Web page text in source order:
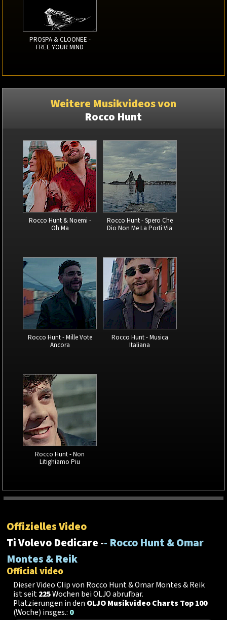
PROSPA & CLOONEE -
FREE YOUR MIND
Weitere Musikvideos von
Rocco Hunt
Rocco Hunt & Noemi -
Oh Ma
Rocco Hunt - Spero Che
Dio Non Me La Porti Via
Rocco Hunt - Mille Vote
Ancora
Rocco Hunt - Musica
Italiana
Rocco Hunt - Non
Litighiamo Piu
Offizielles Video
Ti Volevo Dedicare -- Rocco Hunt & Omar
Montes & Reik
Official video
Dieser Video Clip von Rocco Hunt & Omar Montes & Reik
ist seit225Wochen bei OLJO abrufbar.
Platzierungen in den OLJO Musikvideo Charts Top 100
(Woche) insges.: 0